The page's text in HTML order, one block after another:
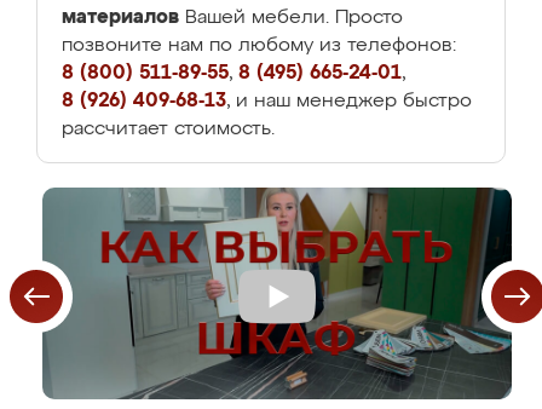
материалов Вашей мебели. Просто
позвоните нам по любому из телефонов:
8 (800) 511-89-55, 8 (495) 665-24-01,
8 (926) 409-68-13, и наш менеджер быстро
рассчитает стоимость.